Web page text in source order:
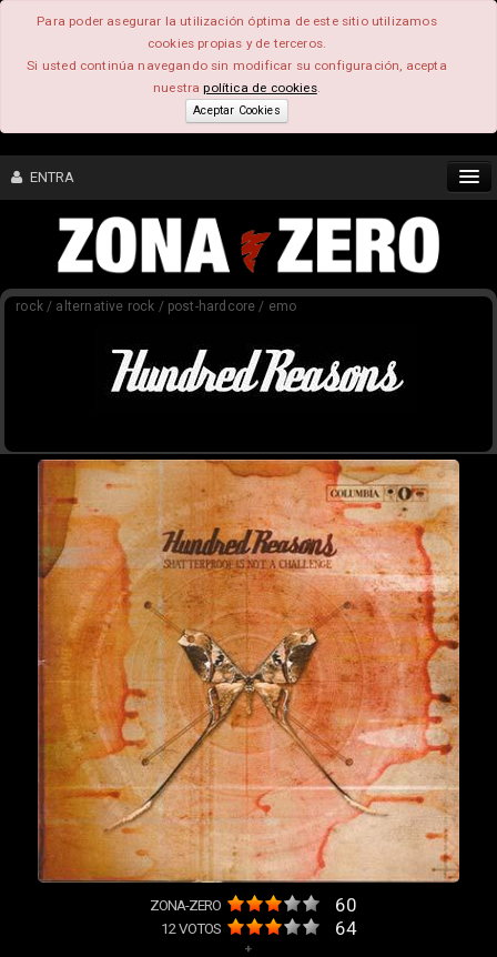
Para poder asegurar la utilización óptima de este sitio utilizamos
cookies propias y de terceros.
Si usted continúa navegando sin modificar su configuración, acepta
nuestrapolítica de cookies.
Aceptar Cookies
ENTRA
CONTENIDO
FEEEDBACK
rock / alternative rock / post-hardcore / emo
ZONA-ZERO 60
12VOTOS 64
+